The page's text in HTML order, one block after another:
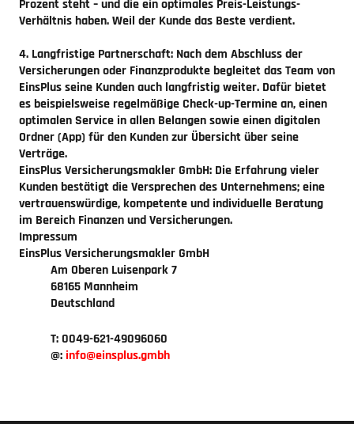
Prozent steht – und die ein optimales Preis-Leistungs-
Verhältnis haben. Weil der Kunde das Beste verdient.
4. Langfristige Partnerschaft: Nach dem Abschluss der
Versicherungen oder Finanzprodukte begleitet das Team von
EinsPlus seine Kunden auch langfristig weiter. Dafür bietet
es beispielsweise regelmäßige Check-up-Termine an, einen
optimalen Service in allen Belangen sowie einen digitalen
Ordner (App) für den Kunden zur Übersicht über seine
Verträge.
EinsPlus Versicherungsmakler GmbH: Die Erfahrung vieler
Kunden bestätigt die Versprechen des Unternehmens; eine
vertrauenswürdige, kompetente und individuelle Beratung
im Bereich Finanzen und Versicherungen.
Impressum
EinsPlus Versicherungsmakler GmbH
Am Oberen Luisenpark 7
68165 Mannheim
Deutschland
T: 0049-621-49096060
@: info einsplus.gmbh